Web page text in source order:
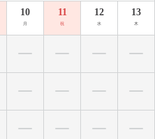
10
月
11
祝
12
水
13
木